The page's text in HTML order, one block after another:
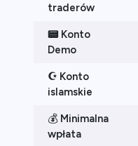
traderów
📟 Konto
Demo
☪️ Konto
islamskie
💰 Minimalna
wpłata